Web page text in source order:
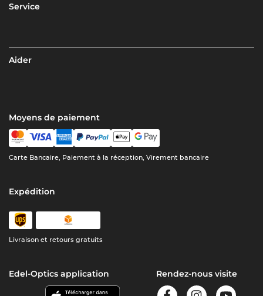
Service
Aider
Moyens de paiement
Carte Bancaire, Paiement à la réception, Virement bancaire
Expédition
Livraison et retours gratuits
Edel-Optics application Rendez-nous visite